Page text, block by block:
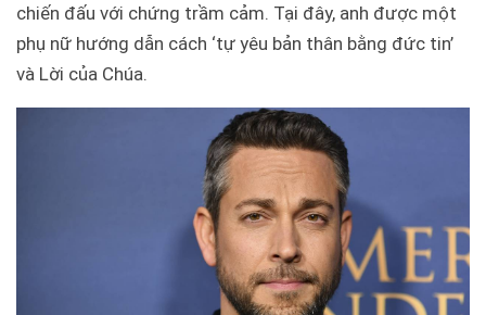
chiến đấu với chứng trầm cảm. Tại đây, anh được một
phụ nữ hướng dẫn cách ‘tự yêu bản thân bằng đức tin’
và Lời của Chúa.